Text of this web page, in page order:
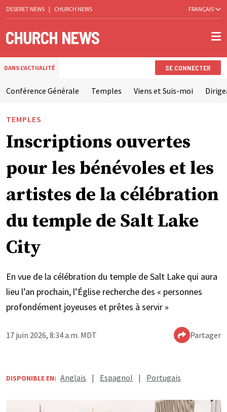
DESERET NEWS | CHURCH NEWS FRANÇAIS
DANS L'ACTUALITÉ SE CONNECTER
Conférence Générale Temples Viens et Suis-moi
TEMPLES
Inscriptions ouvertes
pour les bénévoles et les
artistes de la célébration
du temple de Salt Lake
City
En vue de la célébration du temple de Salt Lake qui aura
lieu l’an prochain, l’Église recherche des « personnes
profondément joyeuses et prêtes à servir »
17 juin 2026, 8:34 a.m. MDT Partager
DISPONIBLE EN: Anglais | Espagnol | Portugais